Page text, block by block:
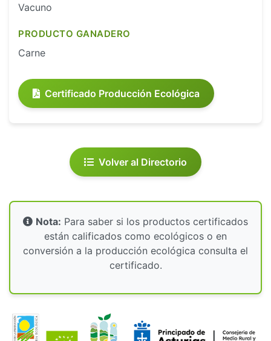
Vacuno
PRODUCTO GANADERO
Carne
Certificado Producción Ecológica
Volver al Directorio
Nota: Para saber si los productos certificados
están calificados como ecológicos o en
conversión a la producción ecológica consulta el
certificado.